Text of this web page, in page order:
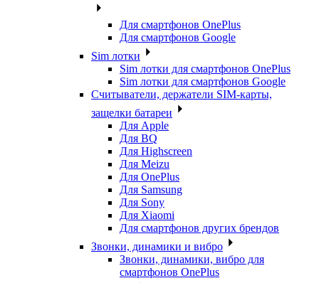
Для смартфонов OnePlus
Для смартфонов Google
Sim лотки
Sim лотки для смартфонов OnePlus
Sim лотки для смартфонов Google
Считыватели, держатели SIM-карты,
защелки батареи
Для Apple
Для BQ
Для Highscreen
Для Meizu
Для OnePlus
Для Samsung
Для Sony
Для Xiaomi
Для смартфонов других брендов
Звонки, динамики и вибро
Звонки, динамики, вибро для
смартфонов OnePlus